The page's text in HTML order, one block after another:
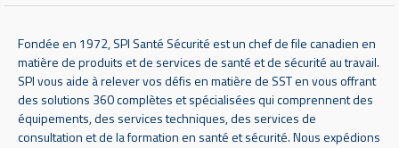
Fondée en 1972, SPI Santé Sécurité est un chef de file canadien en
matière de produits et de services de santé et de sécurité au travail.
SPI vous aide à relever vos défis en matière de SST en vous offrant
des solutions 360 complètes et spécialisées qui comprennent des
équipements, des services techniques, des services de
consultation et de la formation en santé et sécurité. Nous expédions